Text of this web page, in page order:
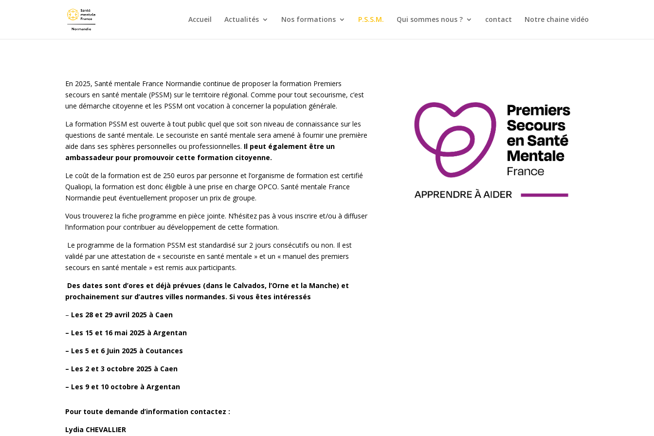
Accueil Actualités Nos formations P.S.S.M. Qui sommes nous ? contact Notre chaine vidéo
En 2025, Santé mentale France Normandie continue de proposer la formation Premiers
secours en santé mentale (PSSM) sur le territoire régional. Comme pour tout secourisme, c’est
une démarche citoyenne et les PSSM ont vocation à concerner la population générale.
La formation PSSM est ouverte à tout public quel que soit son niveau de connaissance sur les
questions de santé mentale. Le secouriste en santé mentale sera amené à fournir une première
aide dans ses sphères personnelles ou professionnelles. Il peut également être un
ambassadeur pour promouvoir cette formation citoyenne.
Le coût de la formation est de 250 euros par personne et l’organisme de formation est certifié
Qualiopi, la formation est donc éligible à une prise en charge OPCO. Santé mentale France
Normandie peut éventuellement proposer un prix de groupe.
Vous trouverez la fiche programme en pièce jointe. N’hésitez pas à vous inscrire et/ou à diffuser
l’information pour contribuer au développement de cette formation.
Le programme de la formation PSSM est standardisé sur 2 jours consécutifs ou non. Il est
validé par une attestation de « secouriste en santé mentale » et un « manuel des premiers
secours en santé mentale » est remis aux participants.
Des dates sont d’ores et déjà prévues (dans le Calvados, l’Orne et la Manche) et
prochainement sur d’autres villes normandes. Si vous êtes intéressés
– Les 28 et 29 avril 2025 à Caen
– Les 15 et 16 mai 2025 à Argentan
– Les 5 et 6 Juin 2025 à Coutances
– Les 2 et 3 octobre 2025 à Caen
– Les 9 et 10 octobre à Argentan
Pour toute demande d’information contactez :
Lydia CHEVALLIER